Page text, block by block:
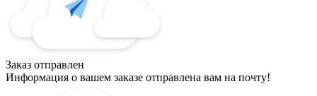
Заказ отправлен
Информация о вашем заказе отправлена вам на почту!